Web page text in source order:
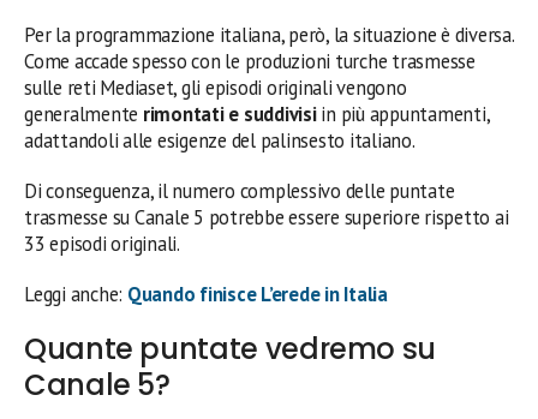
Per la programmazione italiana, però, la situazione è diversa.
Come accade spesso con le produzioni turche trasmesse
sulle reti Mediaset, gli episodi originali vengono
generalmente rimontati e suddivisiin più appuntamenti,
adattandoli alle esigenze del palinsesto italiano.
Di conseguenza, il numero complessivo delle puntate
trasmesse su Canale 5 potrebbe essere superiore rispetto ai
33 episodi originali.
Leggi anche: Quando finisce L’erede in Italia
Quante puntate vedremo su
Canale 5?